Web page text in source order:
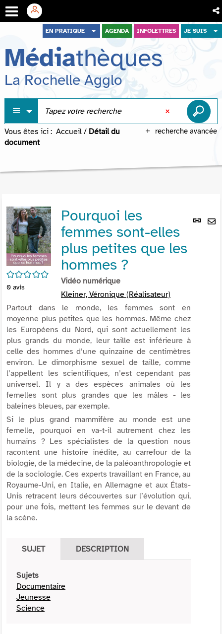
menu
contenu
recherche
EN PRATIQUE AGENDA INFOLETTRES JE SUIS
Médiathèques
La Rochelle Agglo
recherche avancée
Vous êtes ici : Accueil / Détail du
document
Lien
/5
0 avis
Pourquoi les
femmes sont-elles
plus petites que les
hommes ?
Vidéo numérique
Kleiner, Véronique (Réalisateur)
Partout dans le monde, les femmes sont en
moyenne plus petites que les hommes. Même chez
les Européens du Nord, qui sont actuellement les
plus grands du monde, leur taille est inférieure à
celle des hommes d’une quinzaine de centimètres
environ. Le dimorphisme sexuel de taille, comme
l’appellent les scientifiques, n’est cependant pas
universel. Il y a des espèces animales où les
femelles sont plus grandes que les mâles - les
baleines bleues, par exemple.
Si le plus grand mammifère au monde est une
femelle, pourquoi en va-t-il autrement chez les
humains ? Les spécialistes de la question nous
racontent une histoire inédite, au carrefour de la
biologie, de la médecine, de la paléoanthropologie et
de la sociologie. Ces experts travaillant en France, au
Royaume-Uni, en Italie, en Allemagne et aux États-
Unis retracent leurs découvertes sur l’évolution qui,
pour une fois, mettent les femmes sur le devant de
la scène.
SUJET DESCRIPTION
Sujets
Documentaire
Jeunesse
Science